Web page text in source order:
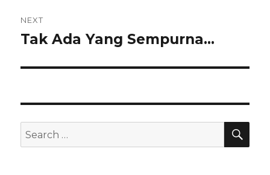
NEXT
Next
Tak Ada Yang Sempurna…
Search
for: